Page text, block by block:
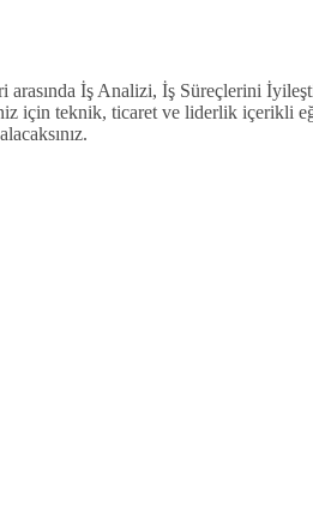
arasında İş Analizi, İş Süreçlerini
için teknik, ticaret ve liderlik içerikli